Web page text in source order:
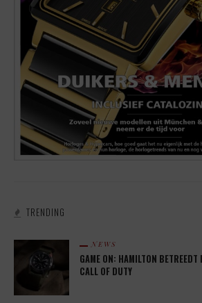
TRENDING
NEWS
GAME ON: HAMILTON
CALL OF DUTY